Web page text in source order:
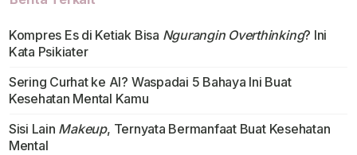
Kompres Es di Ketiak Bisa Ngurangin Overthinking? Ini
Kata Psikiater
Sering Curhat ke AI? Waspadai 5 Bahaya Ini Buat
Kesehatan Mental Kamu
Sisi Lain Makeup, Ternyata Bermanfaat Buat Kesehatan
Mental